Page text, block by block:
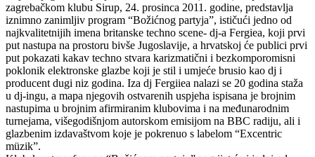
zagrebačkom klubu Sirup, 24. prosinca 2011. godine, predstavlja
iznimno zanimljiv program “Božićnog partyja”, ističući jedno od
najkvalitetnijih imena britanske techno scene- dj-a Fergiea, koji prvi
put nastupa na prostoru bivše Jugoslavije, a hrvatskoj će publici prvi
put pokazati kakav techno stvara karizmatični i bezkomporomisni
poklonik elektronske glazbe koji je stil i umjeće brusio kao dj i
producent dugi niz godina. Iza dj Fergiiea nalazi se 20 godina staža
u dj-ingu, a mapa njegovih ostvarenih uspjeha ispisana je brojnim
nastupima u brojnim afirmiranim klubovima i na međunarodnim
turnejama, višegodišnjom autorskom emisijom na BBC radiju, ali i
glazbenim izdavaštvom koje je pokrenuo s labelom “Excentric
müzik”.